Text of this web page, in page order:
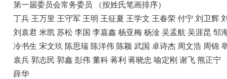
第一届委员会常务委员 （按姓氏笔画排序）
丁兵 王万里 王守军 王明 王征夏 王学文 王春荣 付宁 刘卫辉
刘袁君 米凯 苏松 李国 李嘉鑫 杨亚梅 杨淦 吴孟航 吴涯昆 邹
冷书生 宋文玖 陈思瑞 陈洋伟 陈颖 武国 卓诗杰 周文浩 周锦
袁兵 郭志民 郭鑫 彭伟 董科 蒋利 蒋晓忠 喻定刚 谢飞 熊正宁
薛华